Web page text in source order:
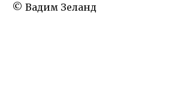
© Вадим Зеланд